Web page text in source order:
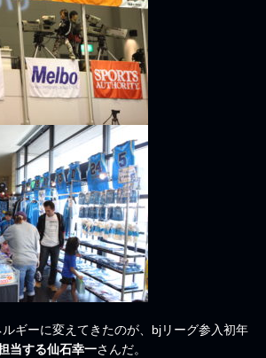
ルギーに変えてきたのが、bjリーグ参入初年
当する仙石幸一さんだ。